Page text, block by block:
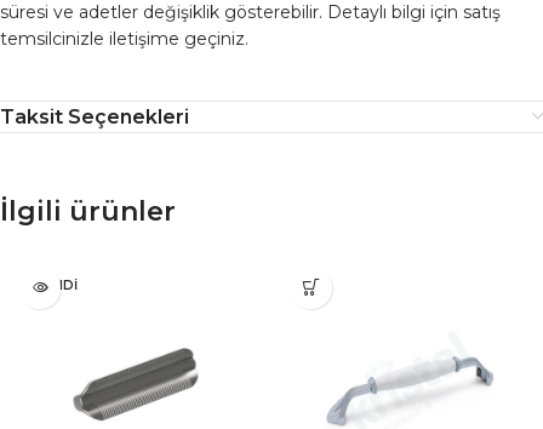
süresi ve adetler değişiklik gösterebilir. Detaylı bilgi için satış
temsilcinizle iletişime geçiniz.
Taksit Seçenekleri
İlgili ürünler
TÜKENDI